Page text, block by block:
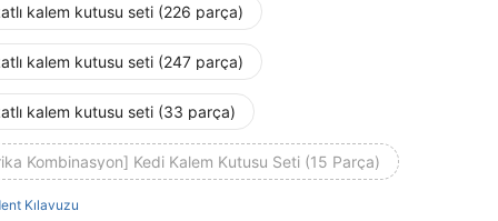
kalem kutusu seti (226 parça)
kalem kutusu seti (247 parça)
kalem kutusu seti (33 parça)
Kombinasyon] Kedi Kalem Kutusu Seti (15 Parça)
Kılavuzu